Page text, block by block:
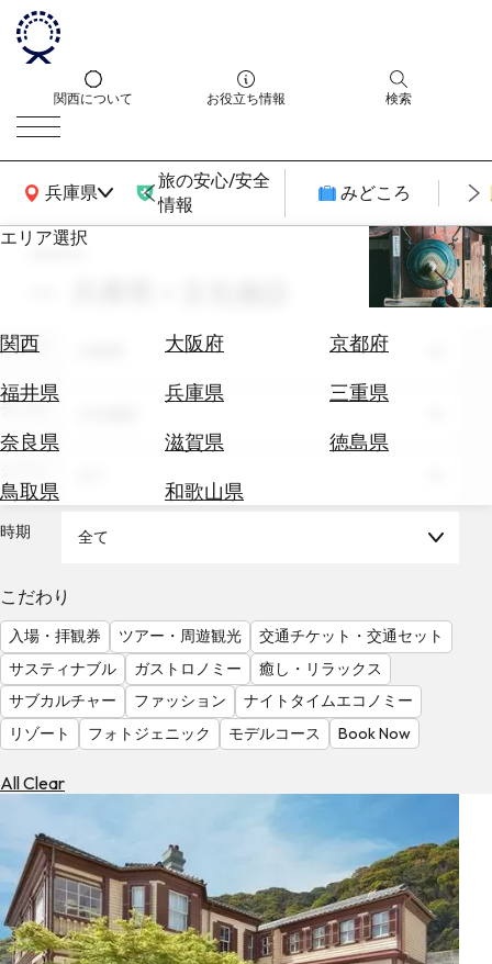
関西について お役立ち情報 検索
兵庫県
関西広域MAP
旅の安心/安全
情報
みどころ
エリア選択
関西 大阪府
京都府
福井県
兵庫県
三重県
奈良県
滋賀県
徳島県
鳥取県
和歌山県
エ
券
テ
を
調
べ
る
天
気
を
見
る
search
エリア
テーマ
時期 全て
こだわり
入場・拝観券 ツアー・周遊観光
交通チケット・交通セット
サスティナブル
ガストロノミー
癒し・リラックス
サブカルチャー
ファッション
ナイトタイムエコノミー
リゾート
フォトジェニック モデルコース Book Now
All Clear